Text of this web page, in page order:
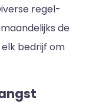
regel-
de
bedrijf om